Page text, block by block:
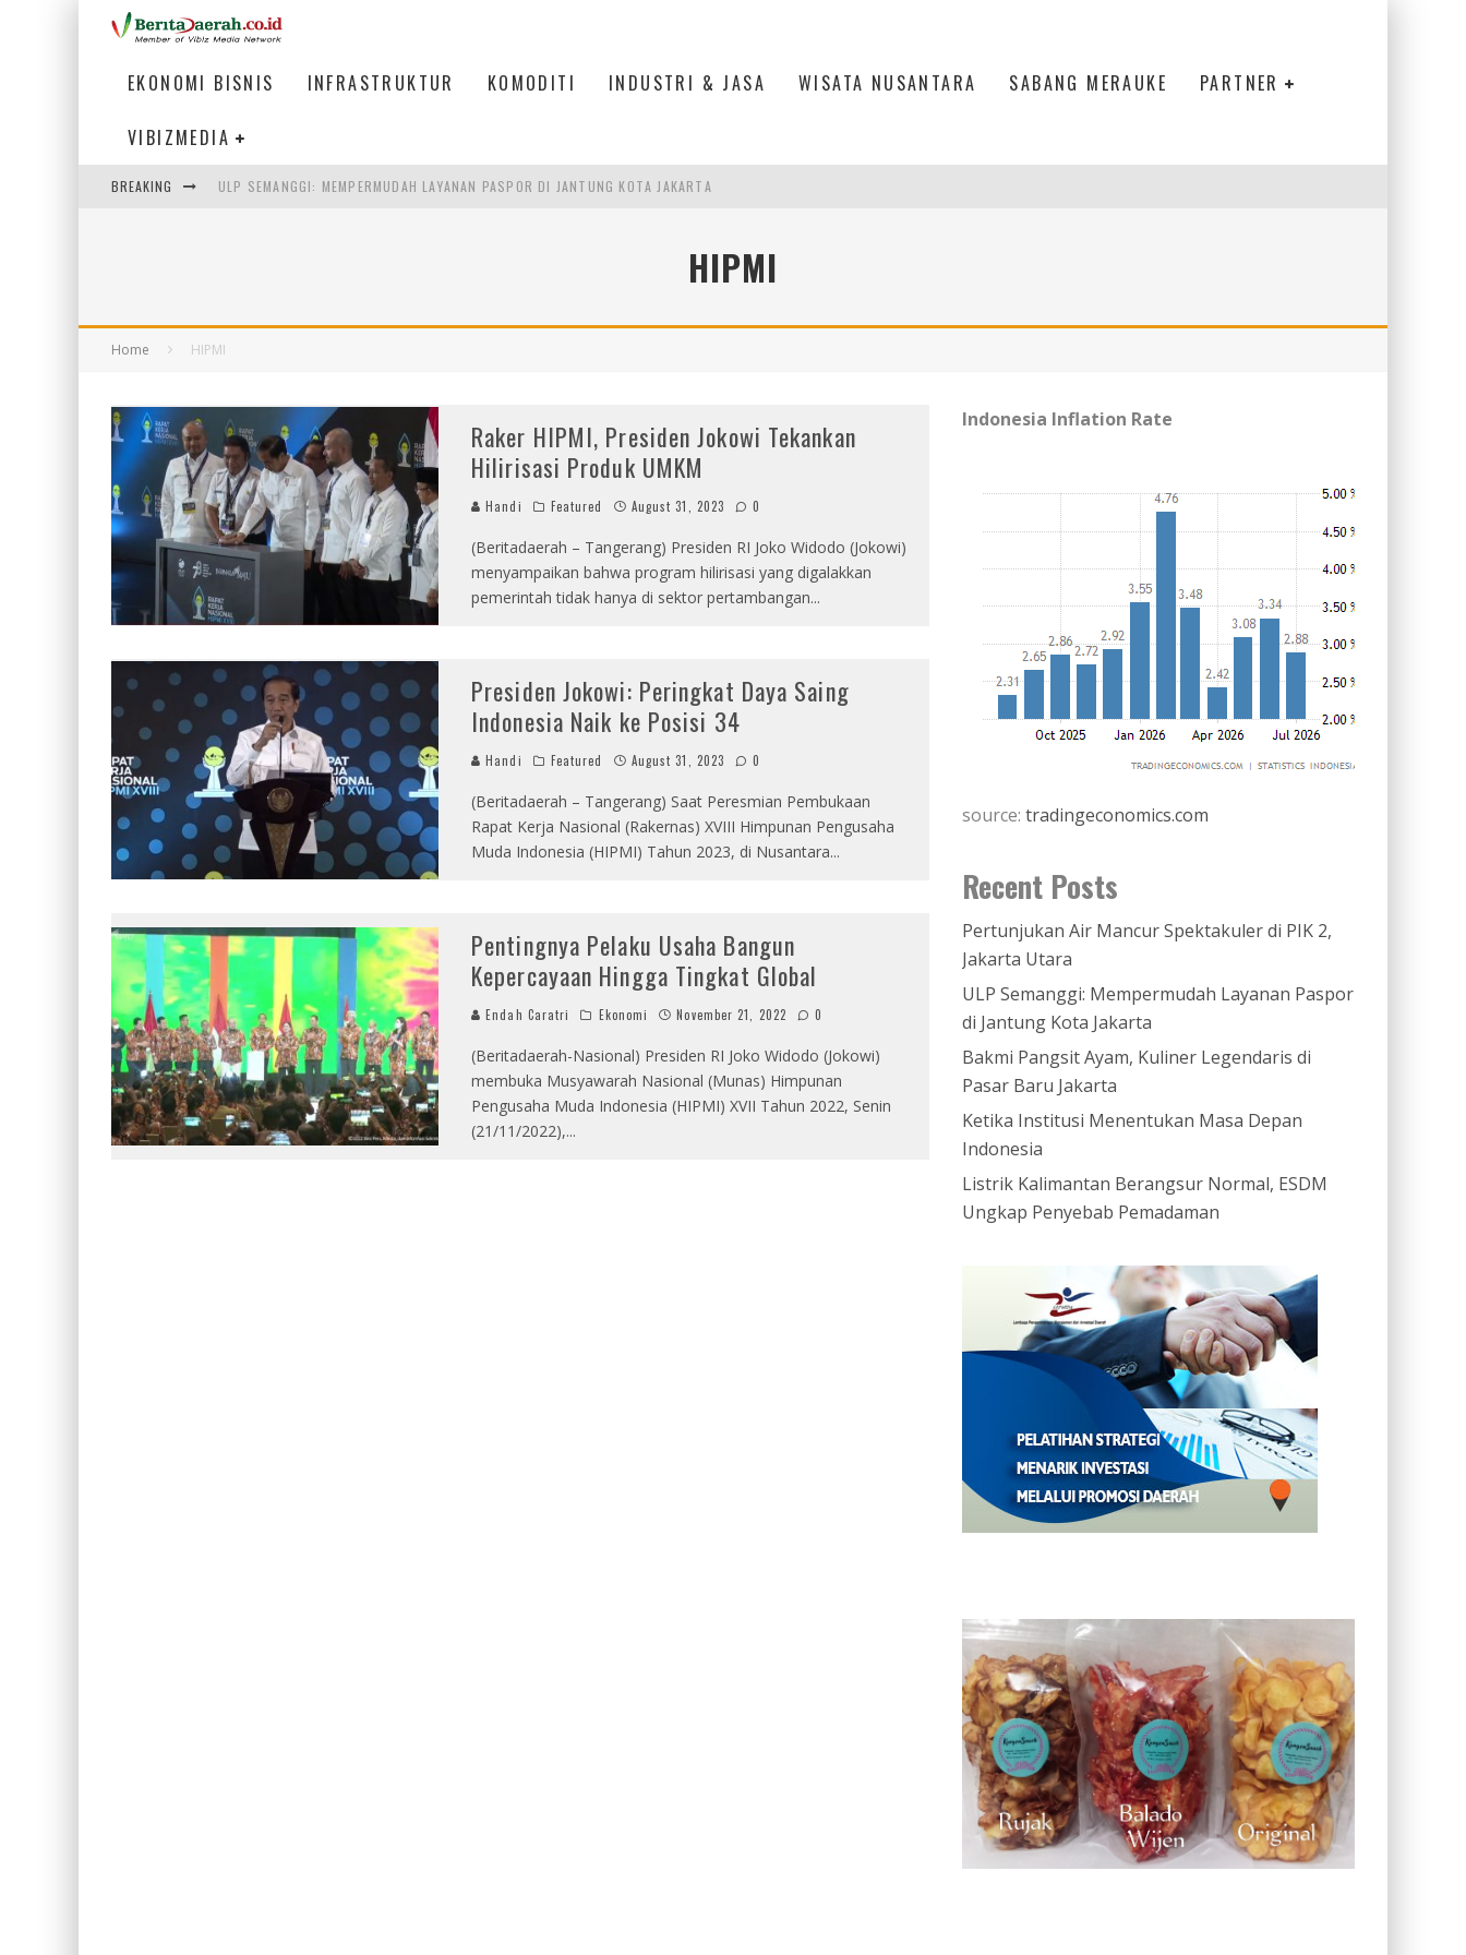
EKONOMI BISNIS INFRASTRUKTUR KOMODITI INDUSTRI & JASA WISATA NUSANTARA SABANG MERAUKE PARTNER
VIBIZMEDIA
BREAKING ULP SEMANGGI: MEMPERMUDAH LAYANAN PASPOR DI JANTUNG KOTA JAKARTA
HIPMI
Home HIPMI
Raker HIPMI, Presiden Jokowi Tekankan
Hilirisasi Produk UMKM
Handi Featured August 31, 2023 0
(Beritadaerah – Tangerang) Presiden RI Joko Widodo (Jokowi)
menyampaikan bahwa program hilirisasi yang digalakkan
pemerintah tidak hanya di sektor pertambangan...
Presiden Jokowi: Peringkat Daya Saing
Indonesia Naik ke Posisi 34
Handi Featured August 31, 2023 0
(Beritadaerah – Tangerang) Saat Peresmian Pembukaan
Rapat Kerja Nasional (Rakernas) XVIII Himpunan Pengusaha
Muda Indonesia (HIPMI) Tahun 2023, di Nusantara...
Pentingnya Pelaku Usaha Bangun
Kepercayaan Hingga Tingkat Global
Endah Caratri Ekonomi November 21, 2022 0
(Beritadaerah-Nasional) Presiden RI Joko Widodo (Jokowi)
membuka Musyawarah Nasional (Munas) Himpunan
Pengusaha Muda Indonesia (HIPMI) XVII Tahun 2022, Senin
(21/11/2022),...
Indonesia Inflation Rate
source: tradingeconomics.com
Recent Posts
Pertunjukan Air Mancur Spektakuler di PIK 2,
Jakarta Utara
ULP Semanggi: Mempermudah Layanan Paspor
di Jantung Kota Jakarta
Bakmi Pangsit Ayam, Kuliner Legendaris di
Pasar Baru Jakarta
Ketika Institusi Menentukan Masa Depan
Indonesia
Listrik Kalimantan Berangsur Normal, ESDM
Ungkap Penyebab Pemadaman